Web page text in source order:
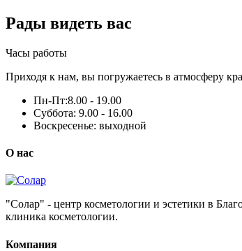
Рады видеть вас
Часы работы
Приходя к нам, вы погружаетесь в атмосферу
Пн-Пт:8.00 - 19.00
Суббота: 9.00 - 16.00
Воскресенье: выходной
О нас
"Солар" - центр косметологии и эстетики в
клиника косметологии.
Компания